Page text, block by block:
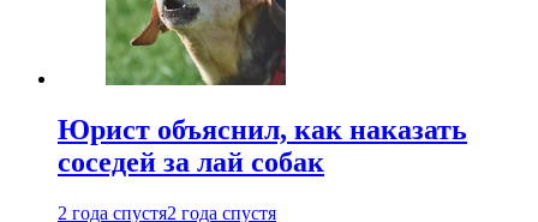
Юрист объяснил, как наказать
соседей за лай собак
2 года спустя2 года спустя